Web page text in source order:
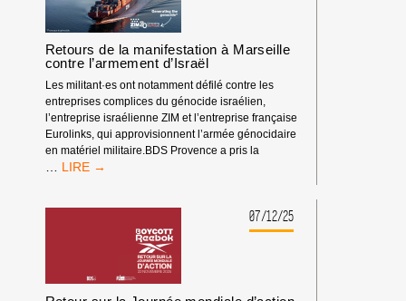
Retours de la manifestation à Marseille
contre l’armement d’Israël
Les militant·es ont notamment défilé contre les
entreprises complices du génocide israélien,
l’entreprise israélienne ZIM et l’entreprise française
Eurolinks, qui approvisionnent l’armée génocidaire
en matériel militaire.BDS Provence a pris la
RETOURS
L’ARMEMENT
D’ISRAËL
07/12/25